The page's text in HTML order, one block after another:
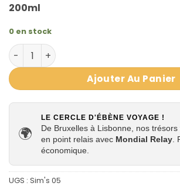
200ml
0 en stock
quantité de Après-Shampoing
Ajouter Au Panier
🌍
LE CERCLE D'ÉBÈNE VOYAGE !
De Bruxelles à Lisbonne, nos
en point relais avec Mondial Relay
économique.
UGS : Sim's 05